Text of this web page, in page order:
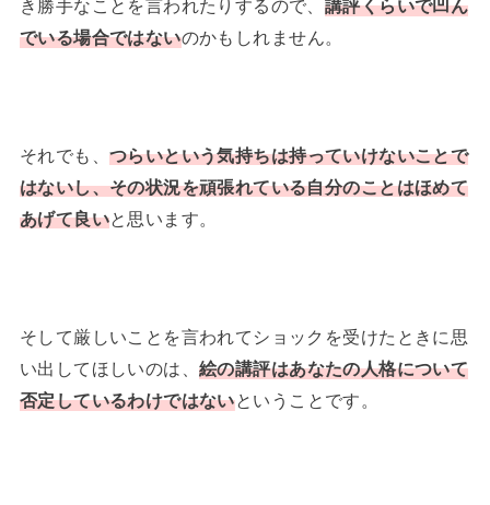
き勝手なことを言われたりするので、 講評くらいで凹ん
でいる場合ではないのかもしれません。
それでも、 つらいという気持ちは持っていけないことで
はないし、その状況を頑張れている自分のことはほめて
あげて良いと思います。
そして厳しいことを言われてショックを受けたときに思
い出してほしいのは、絵の講評はあなたの人格について
否定しているわけではないということです。